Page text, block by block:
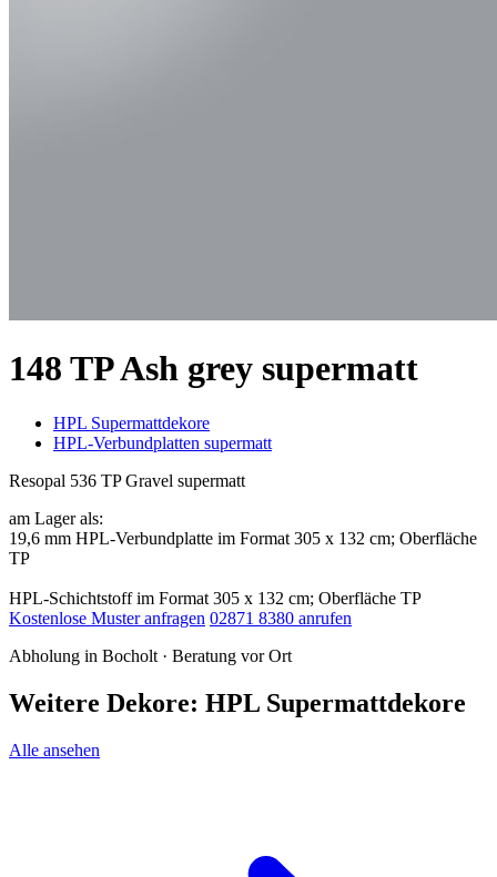
148 TP Ash grey supermatt
HPL Supermattdekore
HPL-Verbundplatten supermatt
Resopal 536 TP Gravel supermatt
am Lager als:
19,6 mm HPL-Verbundplatte im Format 305 x 132 cm; Oberfläche
TP
HPL-Schichtstoff im Format 305 x 132 cm; Oberfläche TP
Kostenlose Muster anfragen 02871 8380 anrufen
Abholung in Bocholt · Beratung vor Ort
Weitere Dekore: HPL Supermattdekore
Alle ansehen